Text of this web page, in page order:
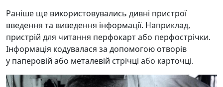
Раніше ще використовувались дивні пристрої
введення та виведення інформації. Наприклад,
пристрій для читання перфокарт або перфострічки.
Інформація кодувалася за допомогою отворів
у паперовій або металевій стрічці або карточці.